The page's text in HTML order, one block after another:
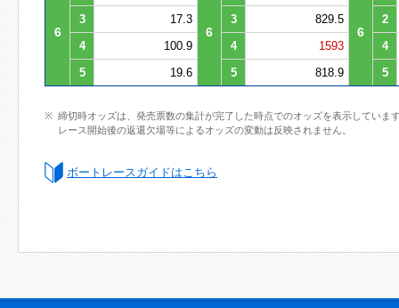
6 6 6
3
17.3 3 829.5
2
4
100.9 4 1593
4
5
19.6 5 818.9 5
締切時オッズは、発売票数の集計が完了した時点でのオッズを表示していま
レース開始後の返還欠場等によるオッズの変動は反映されません。
ボートレースガイドはこちら